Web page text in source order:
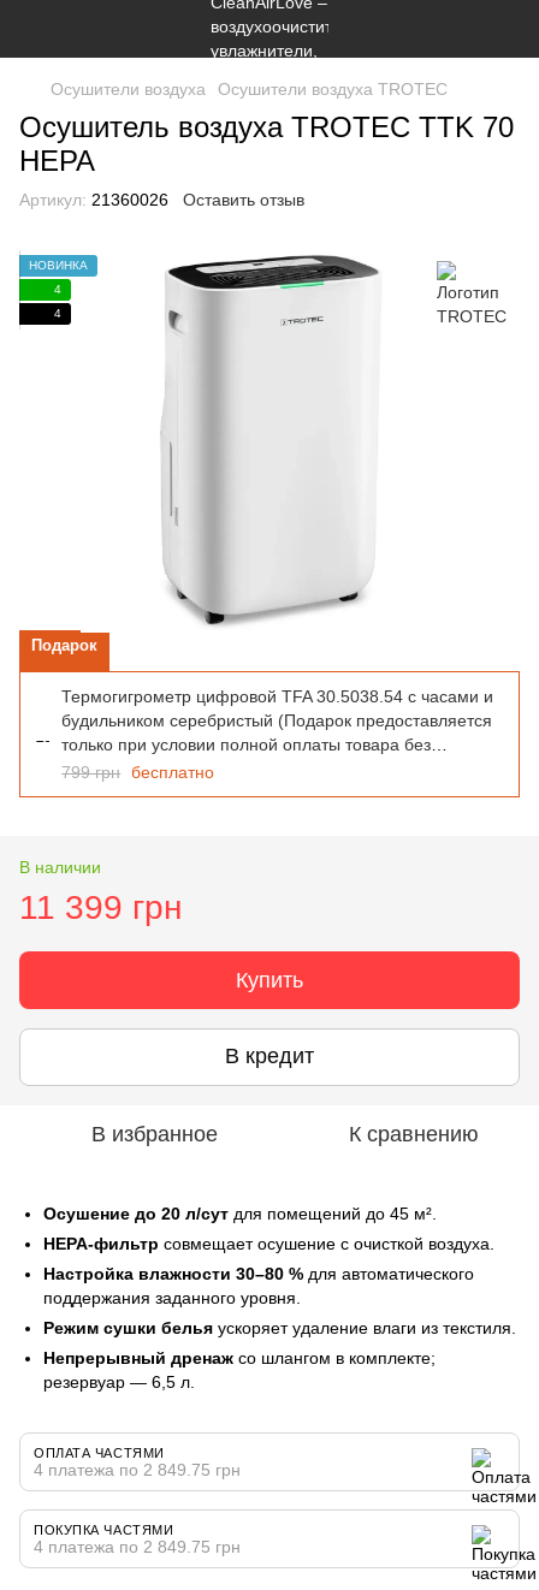
Осушители воздуха Осушители воздуха TROTEC
Осушитель воздуха TROTEC TTK 70
HEPA
Артикул: 21360026 Оставить отзыв
НОВИНКА
4
4
Подарок
Термогигрометр цифровой TFA 30.5038.54 с часами и
будильником серебристый (Подарок предоставляется
только при условии полной оплаты товара без
использования дополнительных скидок или промо-
кодов. При покупке в кредит, оплате частями подарок
799 грн бесплатно
В наличии
11 399 грн
Купить
В кредит
В избранное К сравнению
Осушение до 20 л/сут для помещений до 45 м².
HEPA-фильтр совмещает осушение с очисткой воздуха.
Настройка влажности 30–80 % для автоматического
поддержания заданного уровня.
Режим сушки белья ускоряет удаление влаги из текстиля.
Непрерывный дренаж со шлангом в комплекте;
резервуар — 6,5 л.
ОПЛАТА ЧАСТЯМИ
4 платежа по 2 849.75 грн
ПОКУПКА ЧАСТЯМИ
4 платежа по 2 849.75 грн